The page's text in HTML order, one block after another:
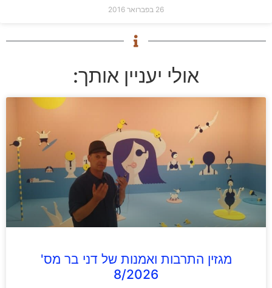
26 בפברואר 2016
אולי יעניין אותך:
מגזין התרבות ואמנות של דני בר מס'
8/2026